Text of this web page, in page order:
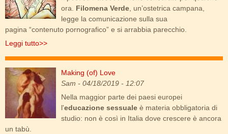
ora. Filomena Verde , un’ostetrica campana,
legge la comunicazione sulla sua
pagina “contenuto pornografico” e si arrabbia parecchio.
Leggi tutto>>
making_of_love.jpg
Making (of) Love
Sam - 04/18/2019 - 12:07
Nella maggior parte dei paesi europei
l'educazione sessuale è materia obbligatoria di
studio: non è così in Italia dove crescere è ancora
un tabù.